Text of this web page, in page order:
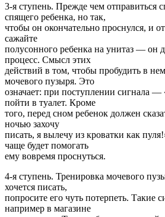
3-я ступень. Прежде чем отправиться
спящего ребенка, но так,
чтобы он окончательно проснулся, и
сажайте
полусонного ребенка на унитаз — он
процесс. Смысл этих
действий в том, чтобы пробудить в
мочевого пузыря. Это
означает: при поступлении сигнала
пойти в туалет. Кроме
того, перед сном ребенок должен
ночью захочу
писать, я вылечу из кроватки как
чаще будет помогать
ему вовремя проснуться.
4-я ступень. Тренировка мочевого
хочется писать,
попросите его чуть потерпеть. Такие
например в магазине